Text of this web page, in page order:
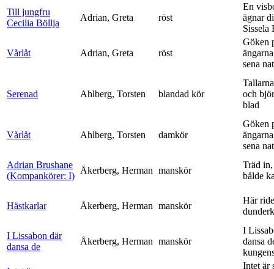
Till jungfru
Cecilia Böllja
Adrian, Greta röst
En
ägnar
Sissela
Vårlåt Adrian, Greta röst
Göken
sena
Serenad Ahlberg, Torsten blandad kör
och
blad
Vårlåt Ahlberg, Torsten damkör
Göken
sena
Adrian Brushane
(Kompankörer: I)
Åkerberg, Herman manskör
Träd
bålde
Hästkarlar Åkerberg, Herman manskör
Här
I Lissabon där
dansa de
Åkerberg, Herman manskör
I
dansa
Intet är